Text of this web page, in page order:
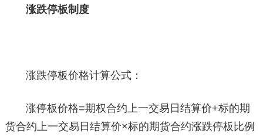
涨跌停板制度
涨跌停板价格计算公式：
涨停板价格=期权合约上一交易日结算价+标的期
货合约上一交易日结算价×标的期货合约涨跌停板比例